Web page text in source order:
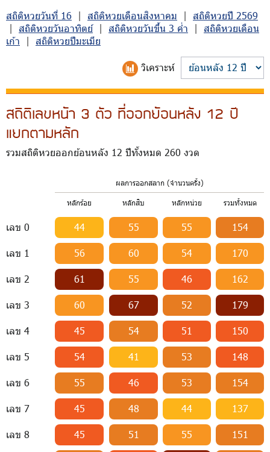
สถิติหวยวันที่ 16 | สถิติหวยเดือนสิงหาคม | สถิติหวยปี 2569
| สถิติหวยวันอาทิตย์| สถิติหวยวันขึ้น 3 ค่ำ | สถิติหวยเดือน
เก้า | สถิติหวยปีมะเมีย
วิเคราะห์
สถิติเลขหน้า 3 ตัว ที่ออกย้อนหลัง 12 ปี
แยกตามหลัก
รวมสถิติหวยออกย้อนหลัง 12 ปีทั้งหมด 260 งวด
ผลการออกสลาก (จำนวนครั้ง)
หลักร้อย หลักสิบ หลักหน่วย รวมทั้งหมด
เลข 0 44 55 55 154
เลข 1 56 60 54 170
เลข 2 61 55 46 162
เลข 3 60 67 52 179
เลข 4 45 54 51 150
เลข 5 54 41 53 148
เลข 6 55 46 53 154
เลข 7 45 48 44 137
เลข 8 45 51 55 151